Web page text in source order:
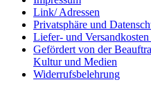
Link/ Adressen
Privatsphäre und
Liefer- und
Gefördert von der
Kultur und Medien
Widerrufsbelehrung